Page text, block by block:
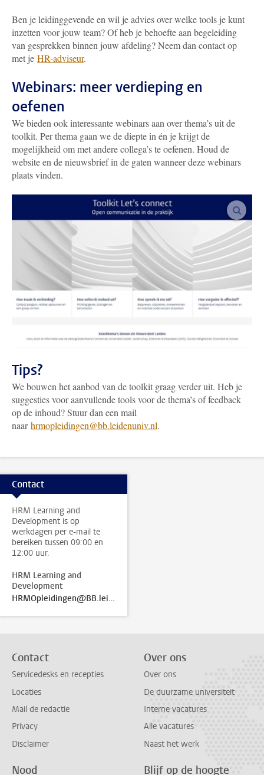
Ben je leidinggevende en wil je advies over welke tools je kunt
inzetten voor jouw team? Of heb je behoefte aan begeleiding
van gesprekken binnen jouw afdeling? Neem dan contact op
met je HR-adviseur.
Webinars: meer verdieping en
oefenen
We bieden ook interessante webinars aan over thema’s uit de
toolkit. Per thema gaan we de diepte in én je krijgt de
mogelijkheid om met andere collega’s te oefenen. Houd de
website en de nieuwsbrief in de gaten wanneer deze webinars
plaats vinden.
Tips?
We bouwen het aanbod van de toolkit graag verder uit. Heb je
suggesties voor aanvullende tools voor de thema’s of feedback
op de inhoud? Stuur dan een mail
naarhrmopleidingen@bb.leidenuniv.nl.
Contact
HRM Learning and
Development is op
werkdagen per e-mail te
bereiken tussen 09:00 en
12:00 uur.
HRM Learning and
Development
HRMOpleidingen@BB.leidenuniv.nl
Contact
Servicedesks en recepties
Locaties
Mail de redactie
Privacy
Disclaimer
Over ons
Over ons
De duurzame universiteit
Interne vacatures
Alle vacatures
Naast het werk
Nood Blijf op de hoogte